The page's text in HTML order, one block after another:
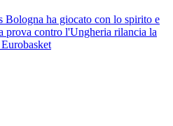
Bologna ha giocato con lo spirito e
prova contro l'Ungheria rilancia la